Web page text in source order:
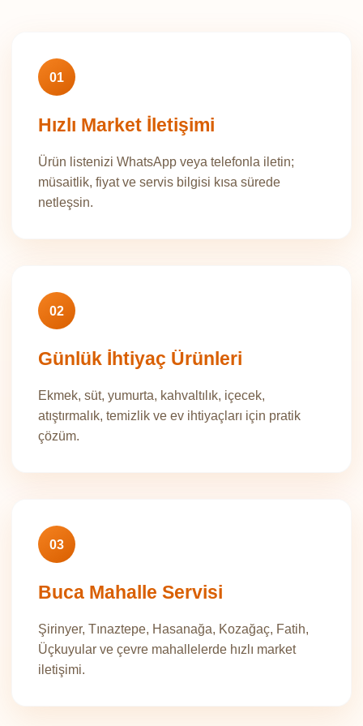
01
Hızlı Market İletişimi
Ürün listenizi WhatsApp veya telefonla iletin;
müsaitlik, fiyat ve servis bilgisi kısa sürede
netleşsin.
02
Günlük İhtiyaç Ürünleri
Ekmek, süt, yumurta, kahvaltılık, içecek,
atıştırmalık, temizlik ve ev ihtiyaçları için pratik
çözüm.
03
Buca Mahalle Servisi
Şirinyer, Tınaztepe, Hasanağa, Kozağaç, Fatih,
Üçkuyular ve çevre mahallelerde hızlı market
iletişimi.